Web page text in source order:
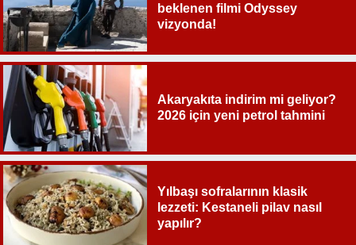
beklenen filmi Odyssey
vizyonda!
Akaryakıta indirim mi geliyor?
2026 için yeni petrol tahmini
Yılbaşı sofralarının klasik
lezzeti: Kestaneli pilav nasıl
yapılır?